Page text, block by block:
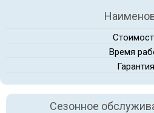
Время
Гарантия
Сезонное